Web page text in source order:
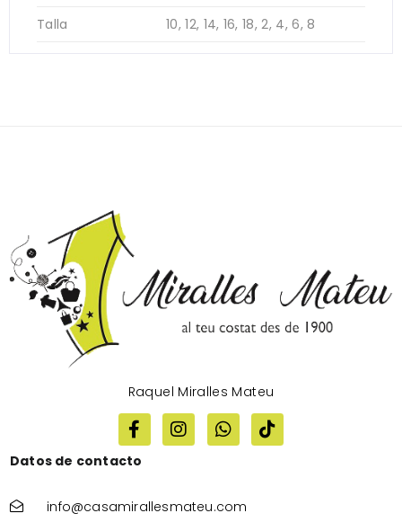
Talla
10, 12, 14, 16, 18, 2, 4, 6, 8
Raquel Miralles Mateu
Datos de contacto
info@casamirallesmateu.com